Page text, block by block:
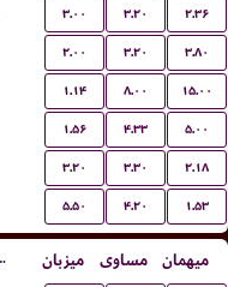
۳.۰۰ ۳.۲۰ ۲.۳۶
۲.۰۰ ۳.۲۰ ۳.۸۰
۱.۱۴ ۸.۰۰ ۱۵.۰۰
۱.۵۶ ۴.۳۳ ۵.۰۰
۳.۲۰ ۳.۳۰ ۲.۱۸
۵.۵۰ ۴.۲۰ ۱.۵۳
میزبان مساوی میهمان